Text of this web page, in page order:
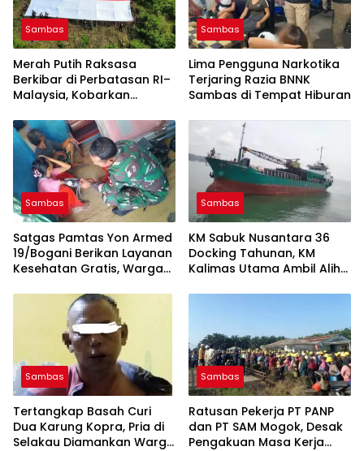
Sambas
Merah Putih Raksasa
Berkibar di Perbatasan RI–
Malaysia, Kobarkan
Tempayan
Sambas
Lima Pengguna Narkotika
Terjaring Razia BNNK
Sambas di Tempat Hiburan
Sambas
Satgas Pamtas Yon Armed
19/Bogani Berikan Layanan
Kesehatan Gratis, Warga
Antusias Periksa Tensi
Sambas
KM Sabuk Nusantara 36
Docking Tahunan, KM
Kalimas Utama Ambil Alih
Sambas
Tertangkap Basah Curi
Dua Karung Kopra, Pria di
Selakau Diamankan Warga
Sambas
Ratusan Pekerja PT PANP
dan PT SAM Mogok, Desak
Pengakuan Masa Kerja